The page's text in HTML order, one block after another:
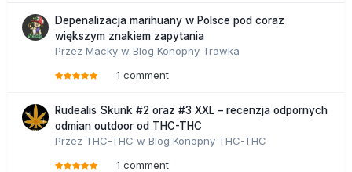
Depenalizacja marihuany w Polsce pod coraz
większym znakiem zapytania
Przez Macky w Blog Konopny Trawka
1 comment
Rudealis Skunk #2 oraz #3 XXL – recenzja odpornych
odmian outdoor od THC-THC
Przez THC-THC w Blog Konopny THC-THC
1 comment